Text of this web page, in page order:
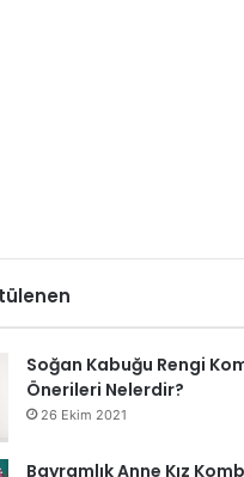
Soğan Kabuğu Rengi
Önerileri Nelerdir?
26 Ekim 2021
Bayramlık Anne Kız